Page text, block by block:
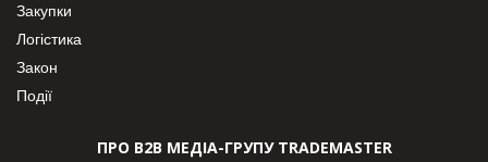
Закупки
Логістика
Закон
Події
ПРО В2В МЕДІА-ГРУПУ TRADEMASTER